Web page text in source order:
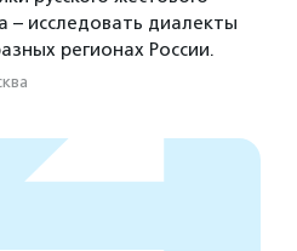
– исследовать диалекты
регионах России.